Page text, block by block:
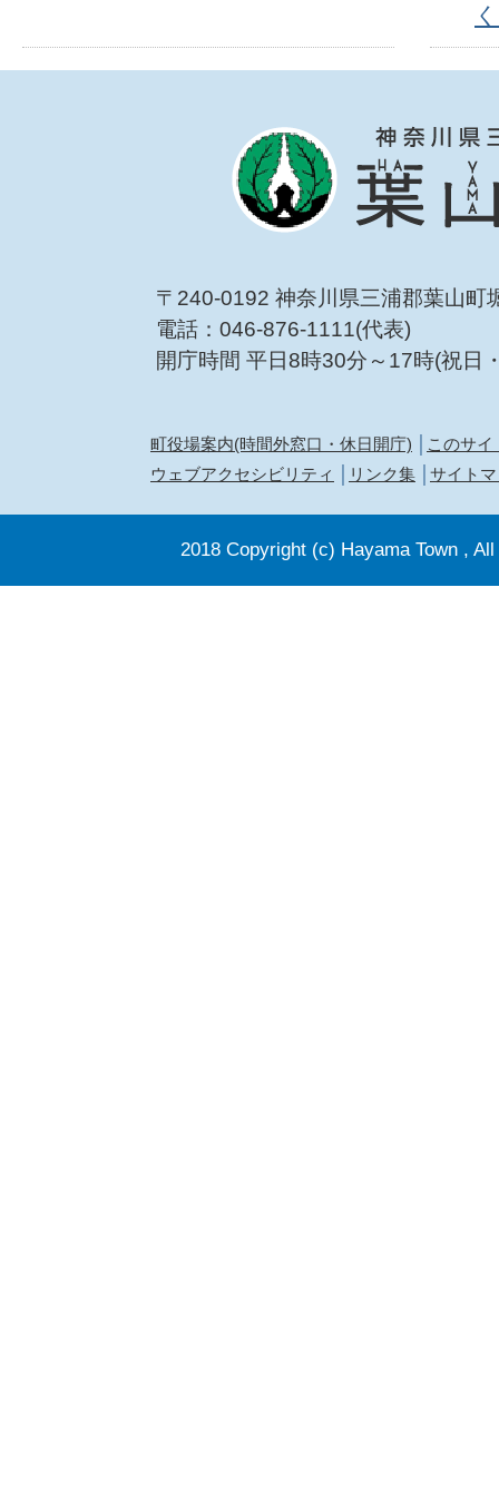
〒240-0192 神奈川県三浦郡葉山町
電話：046-876-1111(代表)
開庁時間 平日8時30分～17時(祝日
町役場案内(時間外窓口・休日開庁)
このサイ
ウェブアクセシビリティ
リンク集 サイト
2018 Copyright (c) Hayama Town ,